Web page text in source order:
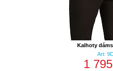
Kalhoty
Art:
1